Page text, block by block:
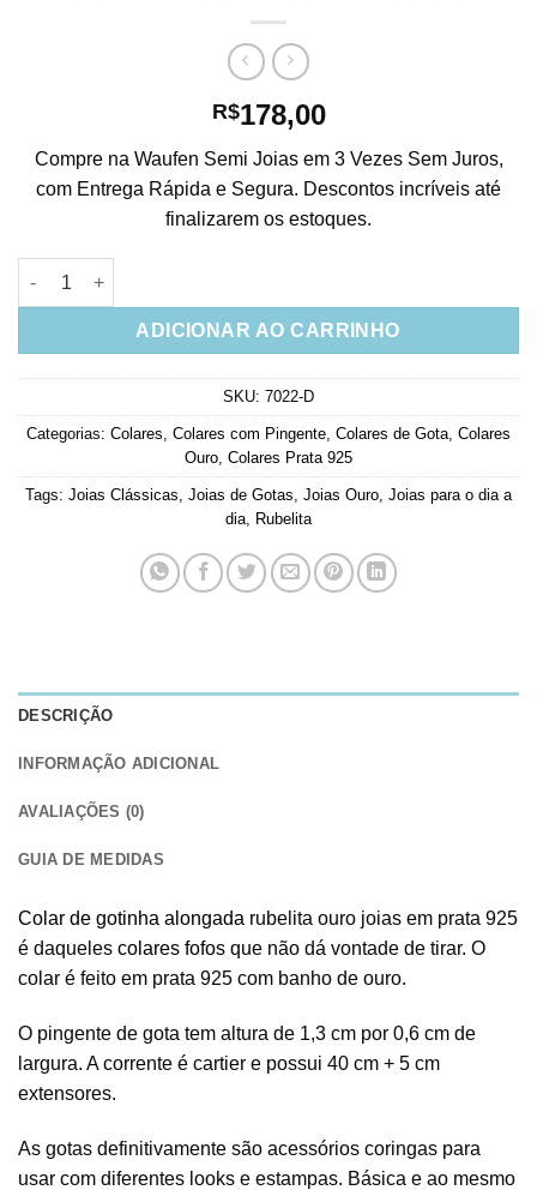
R$178,00
Compre na Waufen Semi Joias em 3 Vezes Sem Juros,
com Entrega Rápida e Segura. Descontos incríveis até
finalizarem os estoques.
Colar Gotinha Alongada Rubelita Com Banho De Ouro Joias
ADICIONAR AO CARRINHO
SKU: 7022-D
Categorias: Colares, Colares com Pingente, Colares de Gota, Colares
Ouro, Colares Prata 925
Tags: Joias Clássicas, Joias de Gotas, Joias Ouro, Joias para o dia a
dia, Rubelita
DESCRIÇÃO
INFORMAÇÃO ADICIONAL
AVALIAÇÕES (0)
GUIA DE MEDIDAS
Colar de gotinha alongada rubelita ouro joias em prata 925
é daqueles colares fofos que não dá vontade de tirar. O
colar é feito em prata 925 com banho de ouro.
O pingente de gota tem altura de 1,3 cm por 0,6 cm de
largura. A corrente é cartier e possui 40 cm + 5 cm
extensores.
As gotas definitivamente são acessórios coringas para
usar com diferentes looks e estampas. Básica e ao mesmo